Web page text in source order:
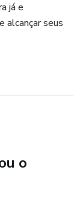
já e
alcançar seus
o